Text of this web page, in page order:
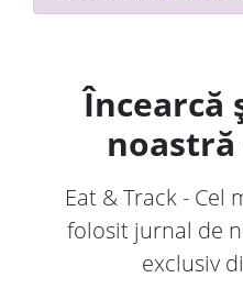
Încearcă
Eat & Track - Cel
folosit jurnal de
exclusiv